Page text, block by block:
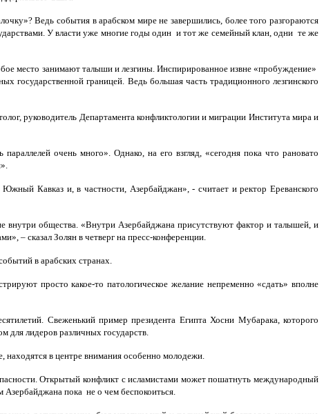
Ведь события в арабском мире не завершились, более того разгораются
У власти уже многие годы один и тот же семейный клан, одни те же
место занимают талыши и лезгины. Инспирированное извне «пробуждение»
государственной границей. Ведь большая часть традиционного лезгинского
руководитель Департамента конфликтологии и миграции Института мира и
очень много». Однако, на его взгляд, «сегодня пока что рановато
Кавказ и, в частности, Азербайджан», - считает и ректор Ереванского
внутри общества. «Внутри Азербайджана присутствуют фактор и талышей, и
– сказал Золян в четверг на пресс-конференции.
в арабских странах.
просто какое-то патологическое желание непременно «сдать» вполне
Свеженький пример президента Египта Хосни Мубарака, которого
лидеров различных государств.
в центре внимания особенно молодежи.
Открытый конфликт с исламистами может пошатнуть международный
пока не о чем беспокоиться.